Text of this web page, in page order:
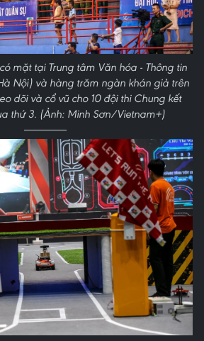
mặt tại Trung tâm Văn hóa - Thông tin
Nội) và hàng trăm ngàn khán giả trên
dõi và cổ vũ cho 10 đội thi Chung kết
thứ 3. (Ảnh: Minh Sơn/Vietnam+)